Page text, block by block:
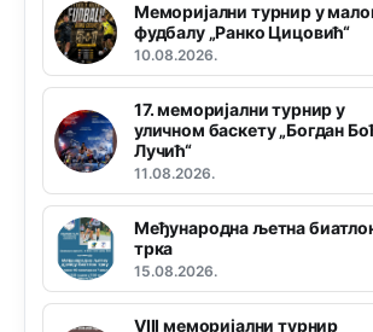
Меморијални турнир у
фудбалу „Ранко Цицовић“
10.08.2026.
17. меморијални турнир у
уличном баскету „Богдан
Лучић“
11.08.2026.
Међународна љетна
трка
15.08.2026.
VIII меморијални турнир